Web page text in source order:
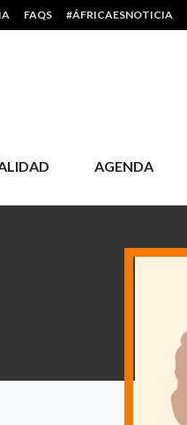
MENU
FAQS #ÁFRICAESNOTICIA
AGENDA